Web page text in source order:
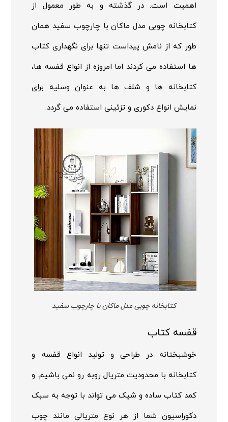
اهمیت است. در گذشته و به طور معمول از
کتابخانه چوبی مدل ماکان با چارچوب سفید همان
طور که از نامش پیداست تنها برای نگهداری کتاب
ها استفاده می کردند اما امروزه از انواع قفسه ها،
کتابخانه ها و شلف ها به عنوان وسلیه برای
نمایش انواع دکوری و تزئینی استفاده می گردد.
کتابخانه چوبی مدل ماکان با چارچوب سفید
قفسه کتاب
خوشبختانه در طراحی و تولید انواع قفسه و
کتابخانه با محدودیت متریال روبه رو نمی باشیم. و
کمد کتاب ساده و شیک می تواند با توجه به سبک
دکوراسیون شما از هر نوع متریالی مانند چوب